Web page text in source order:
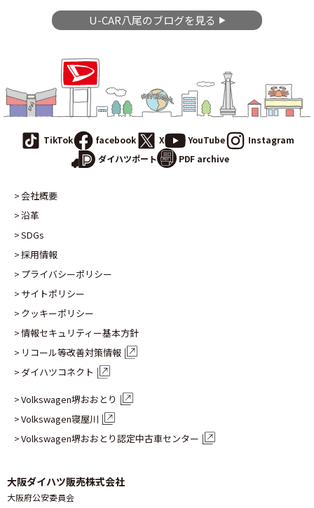
U-CAR八尾のブログを見る
TikTok facebook X YouTube
Instagram
ダイハツポート
PDF archive
会社概要
沿革
SDGs
採用情報
プライバシーポリシー
サイトポリシー
クッキーポリシー
情報セキュリティー基本方針
リコール等改善対策情報
ダイハツコネクト
Volkswagen堺おおとり
Volkswagen寝屋川
Volkswagen堺おおとり認定中古車センター
大阪ダイハツ販売株式会社
大阪府公安委員会